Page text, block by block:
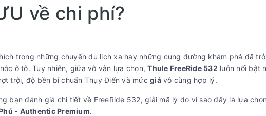
về chi phí?
trong những chuyến du lịch xa hay những cung đường khám phá đã
ô tô. Tuy nhiên, giữa vô vàn lựa chọn,Thule FreeRide 532 luôn nổi bật
trội, độ bền bỉ chuẩn Thụy Điển và mức giávô cùng hợp lý.
bạn đánh giá chi tiết về FreeRide 532, giải mã lý do vì sao đây là lựa
- Authentic Premium.